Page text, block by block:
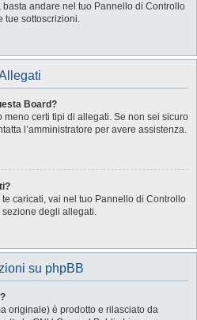
andare nel tuo Pannello di Controllo
tue sottoscrizioni.
Board?
certi tipi di allegati. Se non sei sicuro
l’amministratore per avere assistenza.
caricati, vai nel tuo Pannello di Controllo
degli allegati.
su phpBB
originale) è prodotto e rilasciato da